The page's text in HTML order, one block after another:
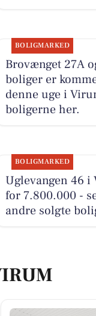
BOLIGMARKED
Brovænget 27A
boliger er
denne uge i
boligerne her.
BOLIGMARKED
Uglevangen 46
for 7.800.000 -
andre solgte